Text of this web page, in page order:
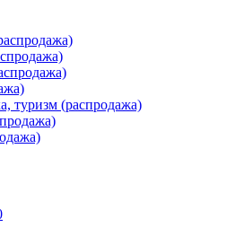
туризм (распродажа)